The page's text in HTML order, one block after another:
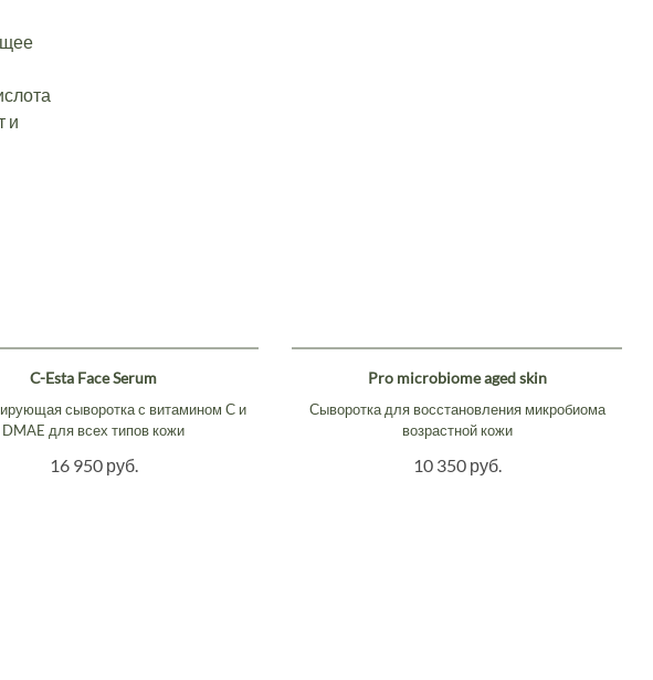
и
C-Esta Face Serum
сыворотка с витамином С и
DMAE для всех типов кожи
16 950 руб.
Pro microbiome aged skin
Сыворотка для восстановления микробиома
возрастной кожи
10 350 руб.